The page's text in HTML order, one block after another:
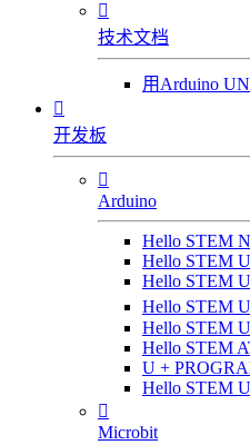

技术文档
用Arduino

开发板

Arduino
Hello STEM
Hello STEM
Hello STEM
Hello STEM
Hello STEM
Hello STEM
U +
Hello STEM

Microbit